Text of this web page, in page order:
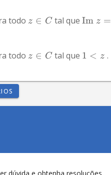
todo z ∈ C tal que Im z =
todo z ∈ C tal que 1 < z .